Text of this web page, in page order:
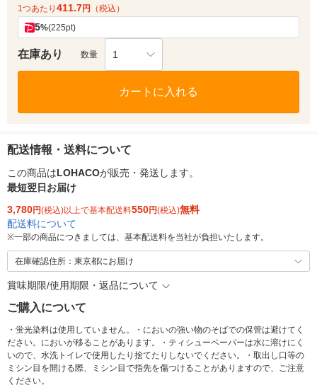
1つあたり 411.7円 （税込）
5%(225pt)
在庫あり 数量 1
カートに入れる
配送情報・送料について
この商品はLOHACOが販売・発送します。
最短翌日お届け
3,780円(税込)以上で基本配送料550円(税込)無料
配送料について
※一部の商品につきましては、基本配送料を当社が負担いたします。
在庫確認住所：東京都にお届け
賞味期限/使用期限・返品について
ご購入について
・蛍光染料は使用していません。・においの強い物のそばでの保管は避けてく
ださい。においが移ることがあります。・ティシューペーパーは水に溶けにく
いので、水洗トイレで使用したり捨てたりしないでください。・取出し口等の
ミシン目を開ける際、ミシン目で指先を傷つけることがありますので、ご注意
ください。